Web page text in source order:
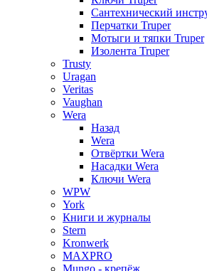
Сантехнический
Перчатки Truper
Мотыги и тяпки Truper
Изолента Truper
Trusty
Uragan
Veritas
Vaughan
Wera
Назад
Wera
Отвёртки Wera
Насадки Wera
Ключи Wera
WPW
York
Книги и журналы
Stern
Kronwerk
MAXPRO
Mungo - крепёж